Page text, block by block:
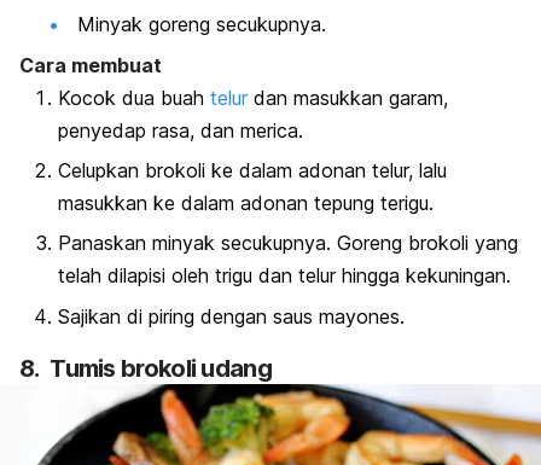
Minyak goreng secukupnya.
Cara membuat
Kocok dua buah telur dan masukkan garam,
penyedap rasa, dan merica.
Celupkan brokoli ke dalam adonan telur, lalu
masukkan ke dalam adonan tepung terigu.
Panaskan minyak secukupnya. Goreng brokoli yang
telah dilapisi oleh trigu dan telur hingga kekuningan.
Sajikan di piring dengan saus mayones.
8. Tumis brokoli udang